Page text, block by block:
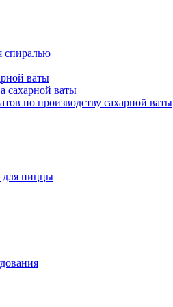
спиралью
ваты
сахарной ваты
по производству сахарной ваты
для пиццы